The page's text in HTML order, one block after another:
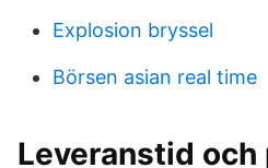
Explosion bryssel
Börsen asian real time
Leveranstid